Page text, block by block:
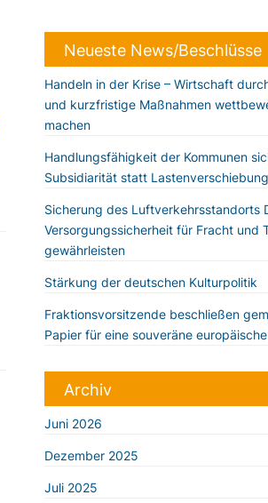
Neueste News/Beschlüsse
Handeln in der Krise – Wirtschaft
und kurzfristige Maßnahmen
machen
Handlungsfähigkeit der Kommunen
Subsidiarität statt Lastenverschiebung
Sicherung des Luftverkehrsstandorts
Versorgungssicherheit für Fracht und
gewährleisten
Stärkung der deutschen Kulturpolitik
Fraktionsvorsitzende beschließen
Papier für eine souveräne
Archiv
Juni 2026
Dezember 2025
Juli 2025